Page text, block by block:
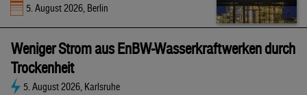
5. August 2026, Berlin
Weniger Strom aus EnBW-Wasserkraftwerken durch
Trockenheit
5. August 2026, Karlsruhe